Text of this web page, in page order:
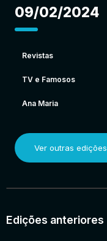
09/02/2024
Revistas
TV e Famosos
Ana Maria
Ver outras edições
Edições anteriores